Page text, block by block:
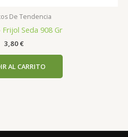
De Tendencia
Seda 908 Gr
3,80€
AL CARRITO